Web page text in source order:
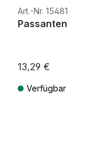
Art.-Nr. 15481
Passanten
13,29 €
Verfügbar